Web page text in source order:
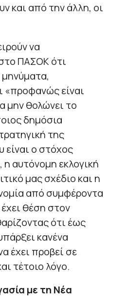
και από την άλλη, οι
να
ΠΑΣΟΚ ότι
«προφανώς είναι
μην θολώνει το
δημόσια
της
ο στόχος
αυτόνομη εκλογική
μας σχέδιο και η
από συμφέροντα
θέση στον
ότι έως
κανένα
έχει προβεί σε
τέτοιο λόγο.
με τη Νέα